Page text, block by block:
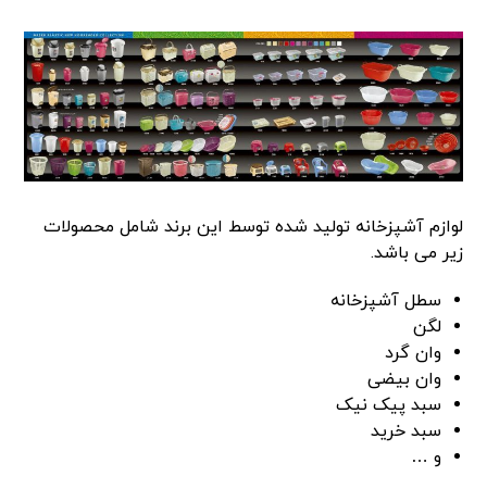
لوازم آشپزخانه تولید شده توسط این برند شامل محصولات
زیر می باشد.
سطل آشپزخانه
لگن
وان گرد
وان بیضی
سبد پیک نیک
سبد خرید
و …